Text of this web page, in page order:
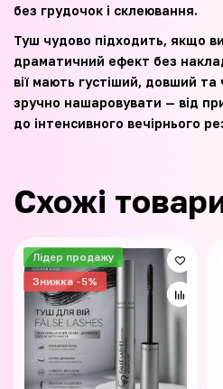
без грудочок і склеювання.
Туш чудово підходить, якщо
драматичний ефект без
вії мають густіший, довший та
зручно нашаровувати — від
до інтенсивного вечірнього
Схожі
Лідер продажу
Знижка -5%